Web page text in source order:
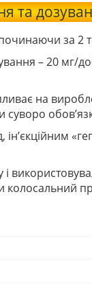
та
за 2
– 20 мг/
на
суворо